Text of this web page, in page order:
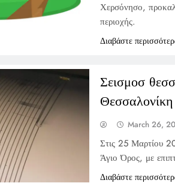
Χερσόνησο,
περιοχής.
Διαβάστε
Σεισμοσ
March 26,
Στις 25 Μαρτίου
Άγιο Όρος, με
Διαβάστε